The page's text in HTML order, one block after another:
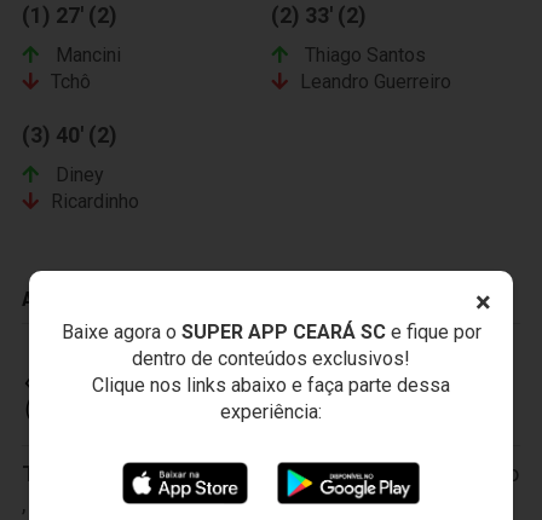
×
Baixe agora o SUPER APP CEARÁ SCe fique por
dentro de conteúdos exclusivos!
Clique nos links abaixo e faça parte dessa
experiência:
(1) 27' (2)
Mancini
Tchô
(2) 33' (2)
Thiago Santos
Leandro Guerreiro
(3) 40' (2)
Diney
Ricardinho
ADVERTÊNCIAS
CEARÁ SPORTING CLUB
Titulares: 1-Luís Carlos 2-Samuel Xavier,
3-Sandro
,
4-Anderson,5-João Marcos,6-Vicente,